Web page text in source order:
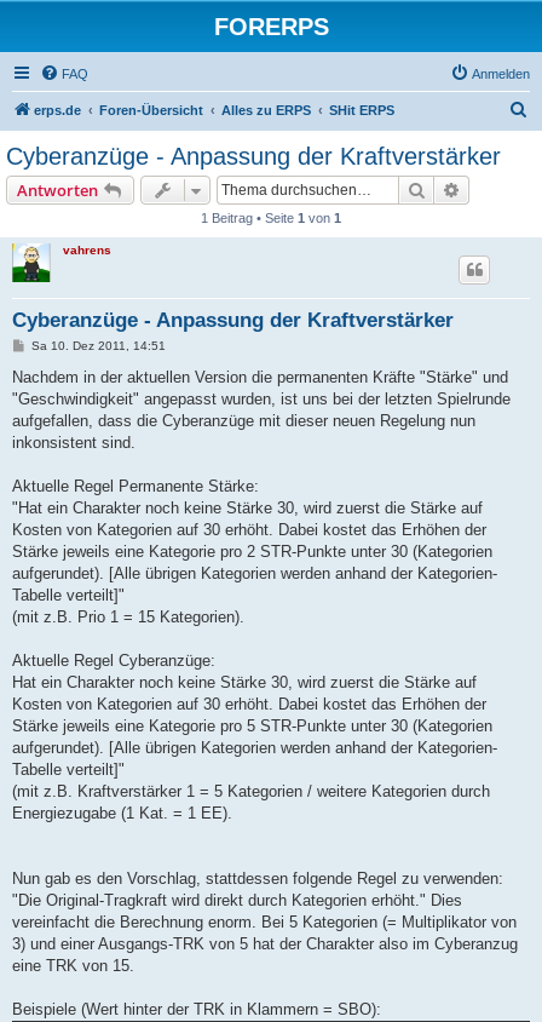
FORERPS
FAQ Anmelden
erps.de Foren-Übersicht Alles zu ERPS SHit ERPS
Cyberanzüge - Anpassung der Kraftverstärker
Antworten Suche
1 Beitrag • Seite 1 von 1
vahrens
Cyberanzüge - Anpassung der Kraftverstärker
B
i
r
a
Sa 10. Dez 2011, 14:51
Nachdem in der aktuellen Version die permanenten Kräfte "Stärke" und
"Geschwindigkeit" angepasst wurden, ist uns bei der letzten Spielrunde
aufgefallen, dass die Cyberanzüge mit dieser neuen Regelung nun
inkonsistent sind.
Aktuelle Regel Permanente Stärke:
"Hat ein Charakter noch keine Stärke 30, wird zuerst die Stärke auf
Kosten von Kategorien auf 30 erhöht. Dabei kostet das Erhöhen der
Stärke jeweils eine Kategorie pro 2 STR-Punkte unter 30 (Kategorien
aufgerundet). [Alle übrigen Kategorien werden anhand der Kategorien-
Tabelle verteilt]"
(mit z.B. Prio 1 = 15 Kategorien).
Aktuelle Regel Cyberanzüge:
Hat ein Charakter noch keine Stärke 30, wird zuerst die Stärke auf
Kosten von Kategorien auf 30 erhöht. Dabei kostet das Erhöhen der
Stärke jeweils eine Kategorie pro 5 STR-Punkte unter 30 (Kategorien
aufgerundet). [Alle übrigen Kategorien werden anhand der Kategorien-
Tabelle verteilt]"
(mit z.B. Kraftverstärker 1 = 5 Kategorien / weitere Kategorien durch
Energiezugabe (1 Kat. = 1 EE).
Nun gab es den Vorschlag, stattdessen folgende Regel zu verwenden:
"Die Original-Tragkraft wird direkt durch Kategorien erhöht." Dies
vereinfacht die Berechnung enorm. Bei 5 Kategorien (= Multiplikator von
3) und einer Ausgangs-TRK von 5 hat der Charakter also im Cyberanzug
eine TRK von 15.
Beispiele (Wert hinter der TRK in Klammern = SBO):